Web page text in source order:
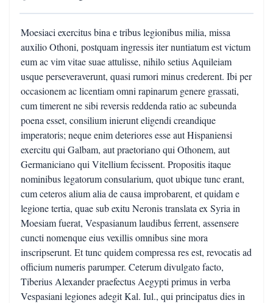
Moesiaci exercitus bina e tribus legionibus milia, missa
auxilio Othoni, postquam ingressis iter nuntiatum est victum
eum ac vim vitae suae attulisse, nihilo setius Aquileiam
usque perseveraverunt, quasi rumori minus crederent. Ibi per
occasionem ac licentiam omni rapinarum genere grassati,
cum timerent ne sibi reversis reddenda ratio ac subeunda
poena esset, consilium inierunt eligendi creandique
imperatoris; neque enim deteriores esse aut Hispaniensi
exercitu qui Galbam, aut praetoriano qui Othonem, aut
Germaniciano qui Vitellium fecissent. Propositis itaque
nominibus legatorum consularium, quot ubique tunc erant,
cum ceteros alium alia de causa improbarent, et quidam e
legione tertia, quae sub exitu Neronis translata ex Syria in
Moesiam fuerat, Vespasianum laudibus ferrent, assensere
cuncti nomenque eius vexillis omnibus sine mora
inscripserunt. Et tunc quidem compressa res est, revocatis ad
officium numeris parumper. Ceterum divulgato facto,
Tiberius Alexander praefectus Aegypti primus in verba
Vespasiani legiones adegit Kal. Iul., qui principatus dies in